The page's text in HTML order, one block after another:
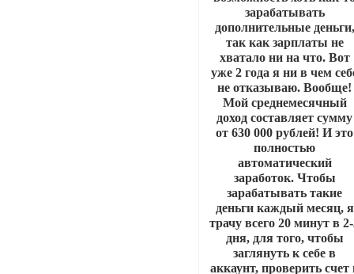
зарабатывать
дополнительные деньги,
так как зарплаты не
хватало ни на что. Вот
уже 2 года я ни в чем
не отказываю. Вообще!
Мой среднемесячный
доход составляет сумму
от 630 000 рублей! И это
полностью
автоматический
заработок. Чтобы
зарабатывать такие
деньги каждый месяц, я
трачу всего 20 минут в
дня, для того, чтобы
заглянуть к себе в
аккаунт, проверить счет